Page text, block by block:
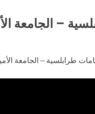
– الجامعة
طرابلسية – الجامعة الأميركية